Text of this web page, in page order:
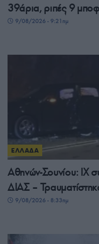
39άρια, ριπές 9
9/08/2026 - 9:21πμ
ΕΛΛΑΔΑ
Αθηνών-Σουνίου: ΙΧ
ΔΙΑΣ –
9/08/2026 - 8:33πμ